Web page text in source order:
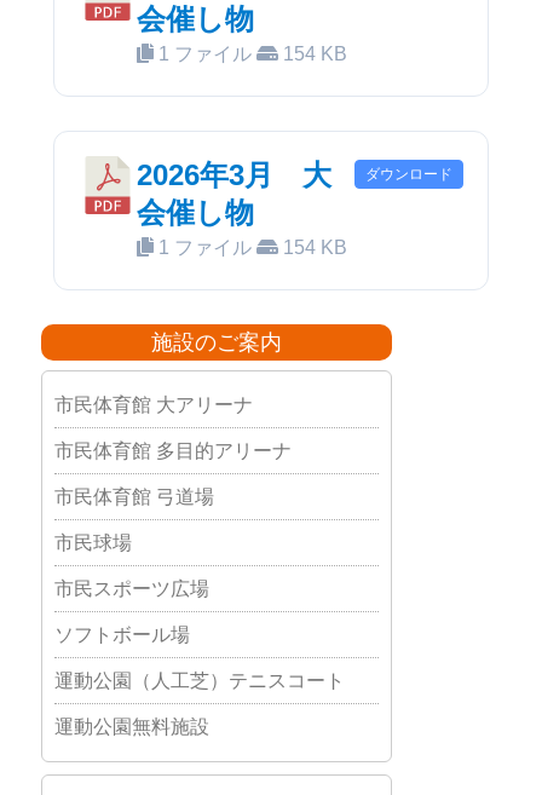
会催し物
1 ファイル 154 KB
2026年3月 大
会催し物
1 ファイル 154 KB
ダウンロード
施設のご案内
市民体育館 大アリーナ
市民体育館 多目的アリーナ
市民体育館 弓道場
市民球場
市民スポーツ広場
ソフトボール場
運動公園（人工芝）テニスコート
運動公園無料施設